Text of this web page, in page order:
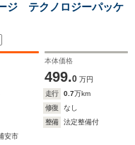
ジ テクノロジーパッケ
本体価格
499.0 万円
走行 0.7万km
修復
なし
整備
法定整備付
安市